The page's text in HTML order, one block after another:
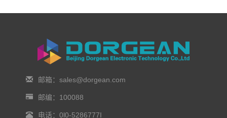
邮箱：sales@dorgean.com
邮编：100088
电话：0l0-5286777I